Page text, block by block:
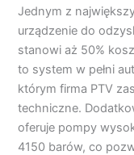
Jednym z
urządzenie do
stanowi aż 50%
to system w pełni
którym firma PTV
techniczne.
oferuje pompy
4150 barów, co